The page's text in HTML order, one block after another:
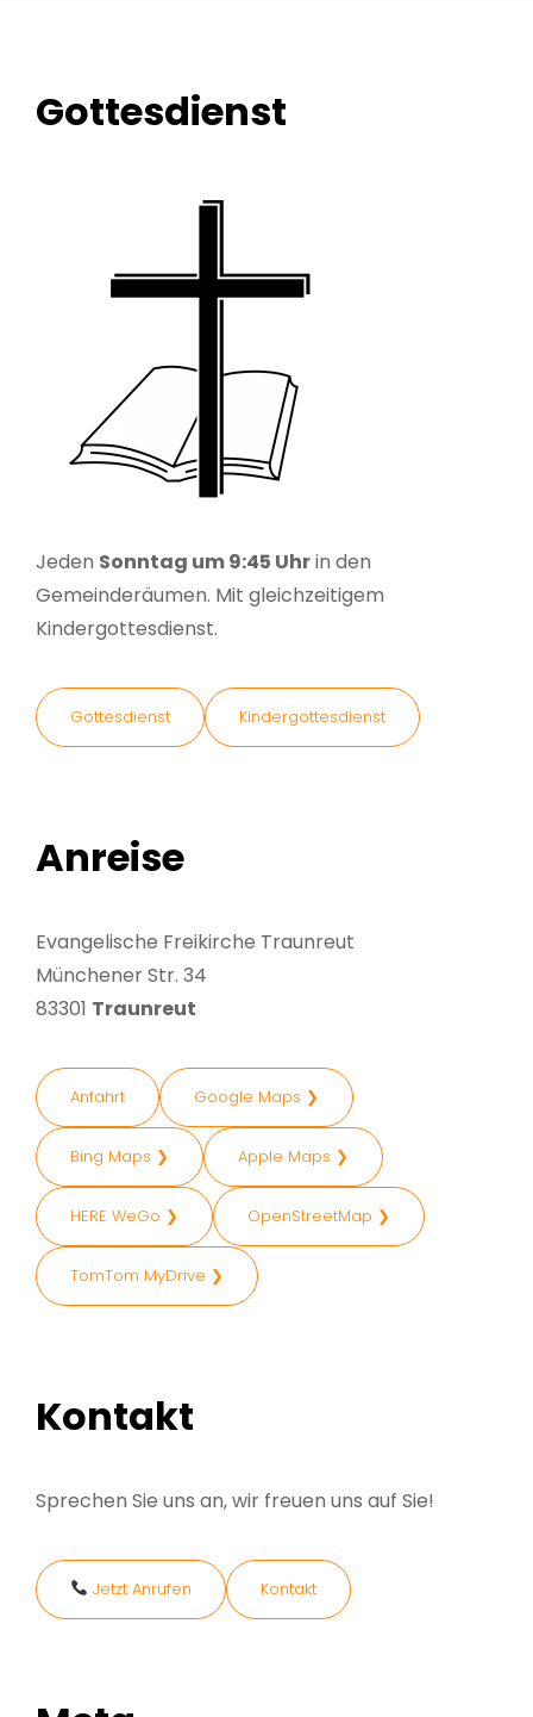
Gottesdienst
Jeden Sonntag um 9:45 Uhrin den
Gemeinderäumen. Mit gleichzeitigem
Kindergottesdienst.
Gottesdienst Kindergottesdienst
Anreise
Evangelische Freikirche Traunreut
Münchener Str. 34
83301 Traunreut
Anfahrt Google Maps ❯
Bing Maps ❯ Apple Maps ❯
HERE WeGo ❯ OpenStreetMap ❯
TomTom MyDrive ❯
Kontakt
Sprechen Sie uns an, wir freuen uns auf Sie!
Jetzt Anrufen Kontakt